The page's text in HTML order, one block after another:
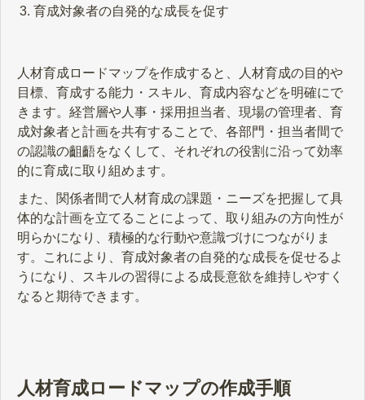
育成対象者の自発的な成長を促す
人材育成ロードマップを作成すると、人材育成の目的や
目標、育成する能力・スキル、育成内容などを明確にで
きます。経営層や人事・採用担当者、現場の管理者、育
成対象者と計画を共有することで、各部門・担当者間で
の認識の齟齬をなくして、それぞれの役割に沿って効率
的に育成に取り組めます。
また、関係者間で人材育成の課題・ニーズを把握して具
体的な計画を立てることによって、取り組みの方向性が
明らかになり、積極的な行動や意識づけにつながりま
す。これにより、育成対象者の自発的な成長を促せるよ
うになり、スキルの習得による成長意欲を維持しやすく
なると期待できます。
人材育成ロードマップの作成手順